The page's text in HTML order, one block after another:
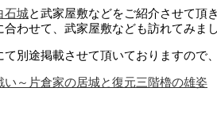
石城と武家屋敷などをご紹介させて頂き
わせて、武家屋敷なども訪れてみまし
別途掲載させて頂いておりますので
い～片倉家の居城と復元三階櫓の雄姿